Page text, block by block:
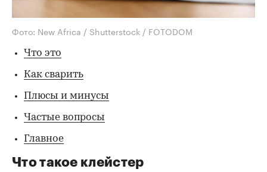
Фото: New Africa / Shutterstock / FOTODOM
Что это
Как сварить
Плюсы и минусы
Частые вопросы
Главное
Что такое клейстер